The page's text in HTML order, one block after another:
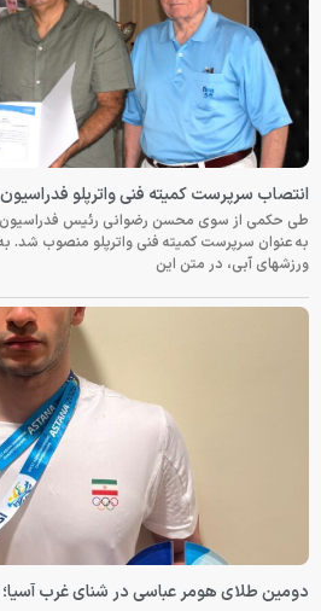
انتصاب سرپرست کمیته فنی واترپلو
طی حکمی از سوی محسن رضوانی رئیس فدراسیون
به عنوان سرپرست کمیته فنی واترپلو منصوب شد.
ورزشهای آبی، در متن این
دومین طلای هومر عباسی در شنای غرب آسیا؛